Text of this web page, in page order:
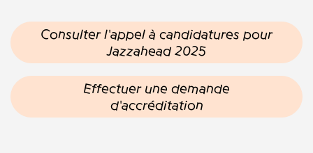
Consulter l'appel à candidatures pour
Jazzahead 2025
Effectuer une demande
d'accréditation